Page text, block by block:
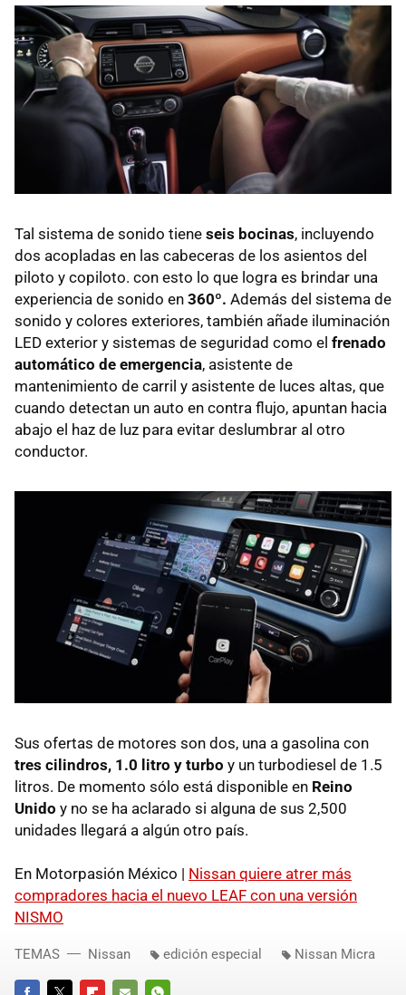
Tal sistema de sonido tiene seis bocinas, incluyendo
dos acopladas en las cabeceras de los asientos del
piloto y copiloto. con esto lo que logra es brindar una
experiencia de sonido en 360º. Además del sistema de
sonido y colores exteriores, también añade iluminación
LED exterior y sistemas de seguridad como el frenado
automático de emergencia, asistente de
mantenimiento de carril y asistente de luces altas, que
cuando detectan un auto en contra flujo, apuntan hacia
abajo el haz de luz para evitar deslumbrar al otro
conductor.
Sus ofertas de motores son dos, una a gasolina con
tres cilindros, 1.0 litro y turbo y un turbodiesel de 1.5
litros. De momento sólo está disponible en Reino
Unido y no se ha aclarado si alguna de sus 2,500
unidades llegará a algún otro país.
En Motorpasión México | Nissan quiere atrer más
compradores hacia el nuevo LEAF con una versión
NISMO
TEMAS Nissan edición especial Nissan Micra